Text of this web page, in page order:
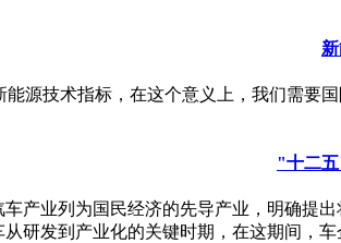
源技术指标，在这个意义上，我们需要
"十二
产业列为国民经济的先导产业，明确提
研发到产业化的关键时期，在这期间，